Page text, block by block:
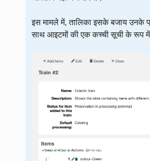
इस मामले में, तालिका इसके बजाय उनके
साथ आइटमों की एक कच्ची सूची के रूप में